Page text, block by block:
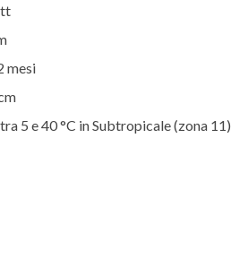
mesi
5 e 40 °C in Subtropicale (zona 11)